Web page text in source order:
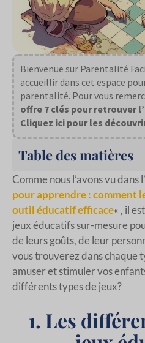
Bienvenue sur Parentalité
accueillir dans cet espace
parentalité. Pour vous
offre 7 clés pour retrouver
Cliquez ici pour les
Table des matières
Comme nous l’avons vu dans
pour apprendre : comment
outil éducatif efficace« , il
jeux éducatifs sur-mesure
de leurs goûts, de leur
vous trouverez dans chaque
amuser et stimuler vos
différents types de jeux?
1. Les